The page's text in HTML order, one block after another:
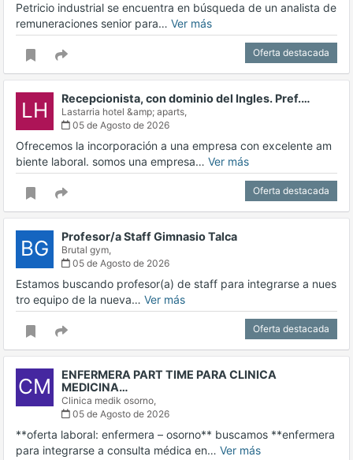
Petricio industrial se encuentra en búsqueda de un analista de
remuneraciones senior para… Ver más
Oferta destacada
LH Recepcionista, con dominio del Ingles. Pref.…
Lastarria hotel &amp; aparts,
05 de Agosto de 2026
Ofrecemos la incorporación a una empresa con excelente am
biente laboral. somos una empresa… Ver más
Oferta destacada
BG Profesor/a Staff Gimnasio Talca
Brutal gym,
05 de Agosto de 2026
Estamos buscando profesor(a) de staff para integrarse a nues
tro equipo de la nueva… Ver más
Oferta destacada
CM
ENFERMERA PART TIME PARA CLINICA
MEDICINA…
Clinica medik osorno,
05 de Agosto de 2026
**oferta laboral: enfermera – osorno** buscamos **enfermera
para integrarse a consulta médica en… Ver más